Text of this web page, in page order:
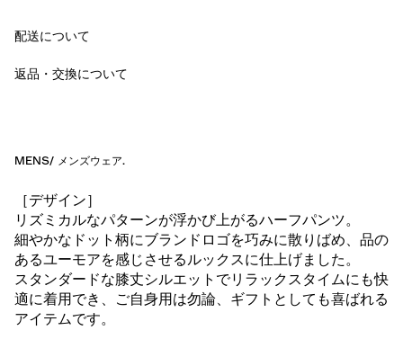
配送について
返品・交換について
MENS/ メンズウェア.
［デザイン］
リズミカルなパターンが浮かび上がるハーフパンツ。
細やかなドット柄にブランドロゴを巧みに散りばめ、品の
あるユーモアを感じさせるルックスに仕上げました。
スタンダードな膝丈シルエットでリラックスタイムにも快
適に着用でき、ご自身用は勿論、ギフトとしても喜ばれる
アイテムです。